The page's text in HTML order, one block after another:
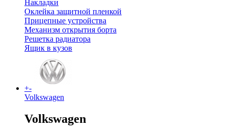
Накладки
Оклейка защитной пленкой
Прицепные устройства
Механизм открытия борта
Решетка радиатора
Ящик в кузов
+-
Volkswagen
Volkswagen